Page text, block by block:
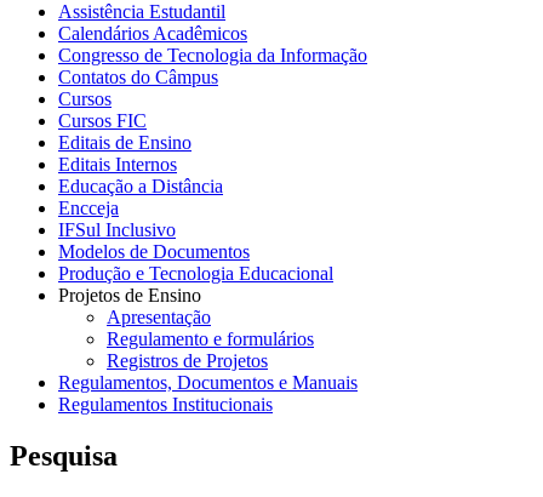
Assistência Estudantil
Calendários Acadêmicos
Congresso de Tecnologia da Informação
Contatos do Câmpus
Cursos
Cursos FIC
Editais de Ensino
Editais Internos
Educação a Distância
Encceja
IFSul Inclusivo
Modelos de Documentos
Produção e Tecnologia Educacional
Projetos de Ensino
Apresentação
Regulamento e formulários
Registros de Projetos
Regulamentos, Documentos e Manuais
Regulamentos Institucionais
Pesquisa